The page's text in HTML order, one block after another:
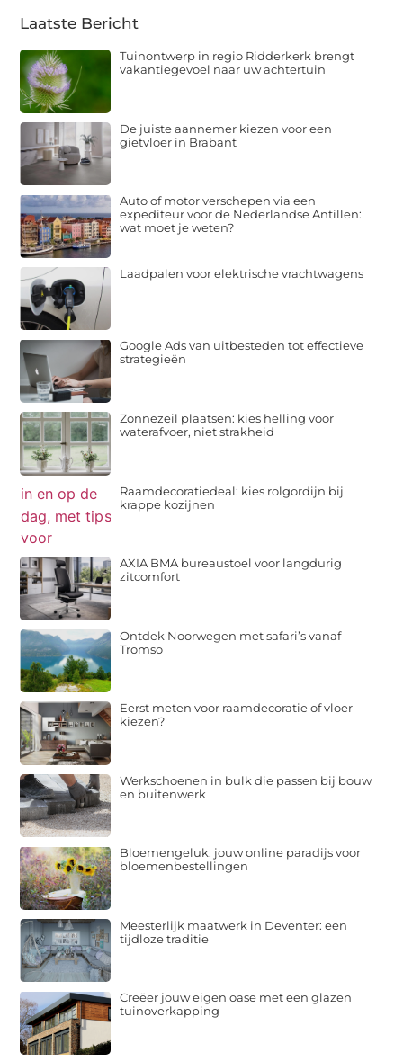
Laatste Bericht
Tuinontwerp in regio Ridderkerk brengt
vakantiegevoel naar uw achtertuin
De juiste aannemer kiezen voor een
gietvloer in Brabant
Auto of motor verschepen via een
expediteur voor de Nederlandse Antillen:
wat moet je weten?
Laadpalen voor elektrische vrachtwagens
Google Ads van uitbesteden tot effectieve
strategieën
Zonnezeil plaatsen: kies helling voor
waterafvoer, niet strakheid
Raamdecoratiedeal: kies rolgordijn bij
krappe kozijnen
AXIA BMA bureaustoel voor langdurig
zitcomfort
Ontdek Noorwegen met safari’s vanaf
Tromso
Eerst meten voor raamdecoratie of vloer
kiezen?
Werkschoenen in bulk die passen bij bouw
en buitenwerk
Bloemengeluk: jouw online paradijs voor
bloemenbestellingen
Meesterlijk maatwerk in Deventer: een
tijdloze traditie
Creëer jouw eigen oase met een glazen
tuinoverkapping